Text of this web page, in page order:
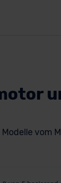
Modelle vom